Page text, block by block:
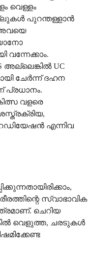
വെള്ളം
പുറന്തള്ളാൻ
അല്ലെങ്കിൽ UC
ചേർന്ന് ദഹന
പ്രധാനം.
വളരെ
എന്നിവ
സ്വാഭാവിക
ചെറിയ
വെളുത്ത, ചരടുകൾ